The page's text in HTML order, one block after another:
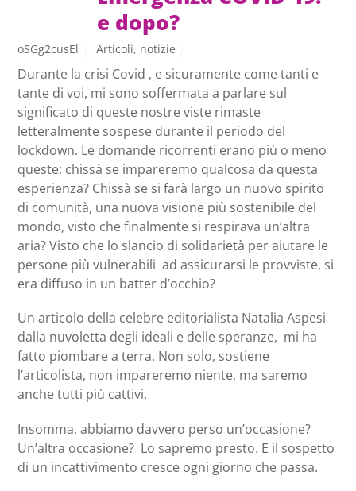
e dopo?
oSGg2cusEl Articoli, notizie
Durante la crisi Covid , e sicuramente come tanti e
tante di voi, mi sono soffermata a parlare sul
significato di queste nostre viste rimaste
letteralmente sospese durante il periodo del
lockdown. Le domande ricorrenti erano più o meno
queste: chissà se impareremo qualcosa da questa
esperienza? Chissà se si farà largo un nuovo spirito
di comunità, una nuova visione più sostenibile del
mondo, visto che finalmente si respirava un’altra
aria? Visto che lo slancio di solidarietà per aiutare le
persone più vulnerabili ad assicurarsi le provviste, si
era diffuso in un batter d’occhio?
Un articolo della celebre editorialista Natalia Aspesi
dalla nuvoletta degli ideali e delle speranze, mi ha
fatto piombare a terra. Non solo, sostiene
l’articolista, non impareremo niente, ma saremo
anche tutti più cattivi.
Insomma, abbiamo davvero perso un’occasione?
Un’altra occasione? Lo sapremo presto. E il sospetto
di un incattivimento cresce ogni giorno che passa.